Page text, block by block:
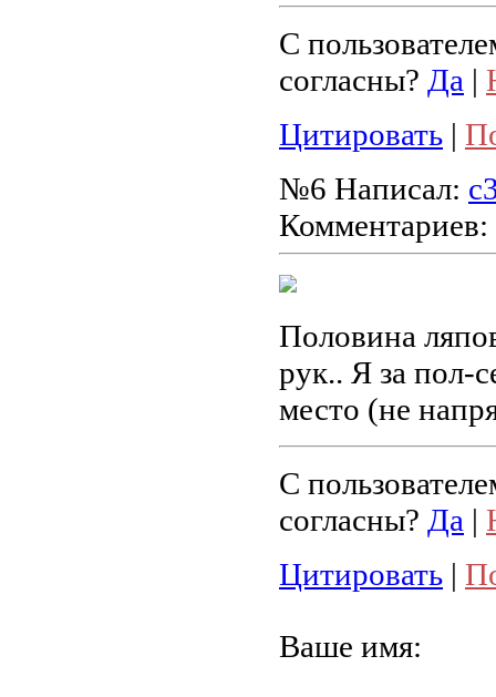
С
согласны? Да |
Цитировать |
№6 Написал:
Комментариев:
Половина
рук.. Я за пол-
место (не
С
согласны? Да |
Цитировать |
Ваше имя: